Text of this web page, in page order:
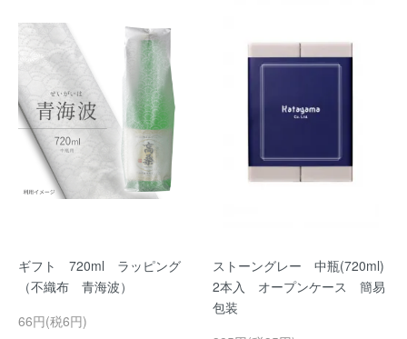
ギフト 720ml ラッピング
（不織布 青海波）
66円(税6円)
ストーングレー 中瓶(720ml)
2本入 オープンケース 簡易
包装